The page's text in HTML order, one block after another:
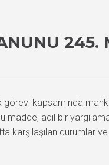
245.
görevi kapsamında
madde, adil bir
durumlar